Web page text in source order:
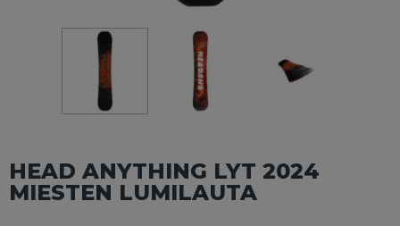
HEAD ANYTHING LYT 2024
MIESTEN LUMILAUTA